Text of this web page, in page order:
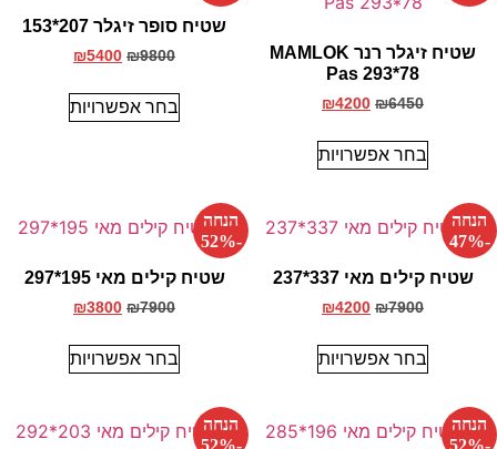
שטיח זיגלר רנר MAMLOK
Pas 293*78
₪6450
₪4200
בחר אפשרויות
שטיח סופר זיגלר 207*153
₪9800
₪5400
בחר אפשרויות
הנחה
-47%
שטיח קילים מאי 337*237
₪7900
₪4200
בחר אפשרויות
הנחה
-52%
שטיח קילים מאי 195*297
₪7900
₪3800
בחר אפשרויות
הנחה
-52%
הנחה
-52%